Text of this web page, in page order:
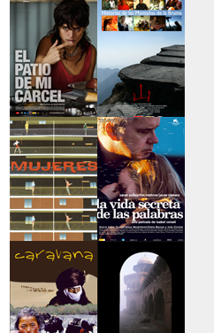
>El último verano de
la boyita
>La mujer rubia
>El patio de mi
cárcel
>Historias de las
montañas
>Serie mujeres
>La vida secreta de
las palabras